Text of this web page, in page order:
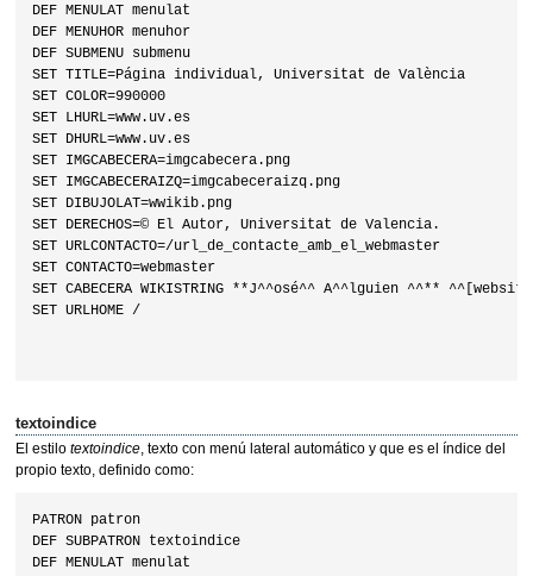
DEF MENULAT menulat
DEF MENUHOR menuhor
DEF SUBMENU submenu
SET TITLE=Página individual, Universitat de València
SET COLOR=990000
SET LHURL=www.uv.es
SET DHURL=www.uv.es
SET IMGCABECERA=imgcabecera.png
SET IMGCABECERAIZQ=imgcabeceraizq.png
SET DIBUJOLAT=wwikib.png
SET DERECHOS=© El Autor, Universitat de Valencia.
SET URLCONTACTO=/url_de_contacte_amb_el_webmaster
SET CONTACTO=webmaster
SET CABECERA WIKISTRING **J^^osé^^ A^^lguien ^^**
SET URLHOME /
textoindice
El estilo textoindice, texto con menú lateral automático y que es el índice del
propio texto, definido como:
PATRON patron
DEF SUBPATRON textoindice
DEF MENULAT menulat